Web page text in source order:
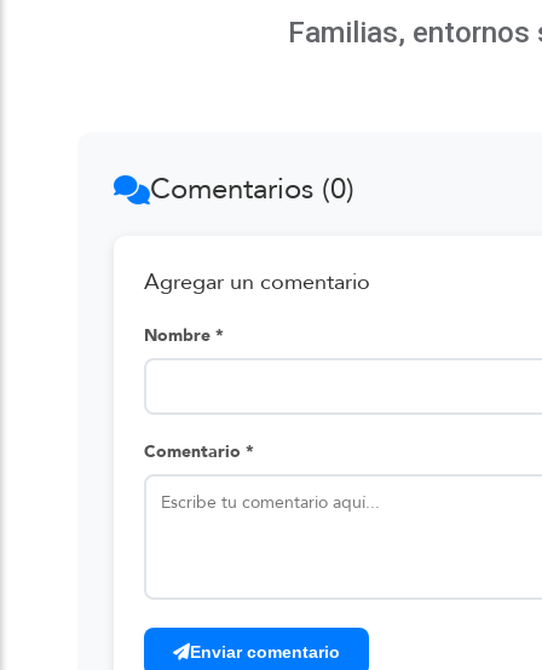
Familias, entornos
Comentarios (0)
Agregar un comentario
Nombre *
Comentario *
Enviar comentario